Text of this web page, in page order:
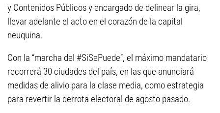
y Contenidos Públicos y encargado de delinear la gira,
llevar adelante el acto en el corazón de la capital
neuquina.
Con la “marcha del #SiSePuede”, el máximo mandatario
recorrerá 30 ciudades del país, en las que anunciará
medidas de alivio para la clase media, como estrategia
para revertir la derrota electoral de agosto pasado.